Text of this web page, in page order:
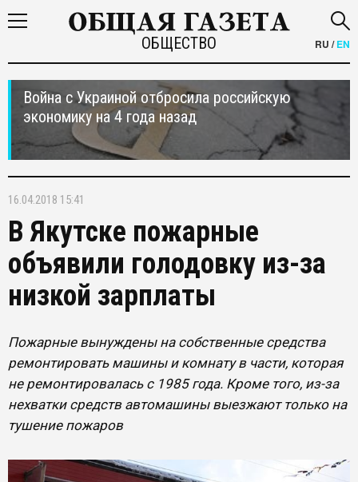
ОБЩЕСТВО RU /EN
Война с Украиной отбросила российскую
экономику на 4 года назад
16.04.2018 15:41
В Якутске пожарные
объявили голодовку из-за
низкой зарплаты
Пожарные вынуждены на собственные средства
ремонтировать машины и комнату в части, которая
не ремонтировалась с 1985 года. Кроме того, из-за
нехватки средств автомашины выезжают только на
тушение пожаров